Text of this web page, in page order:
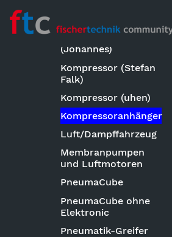
(Johannes)
Kompressor (Stefan
Falk)
Kompressor (uhen)
Kompressoranhänger
Luft/Dampffahrzeug
Membranpumpen
und Luftmotoren
PneumaCube
PneumaCube ohne
Elektronic
Pneumatik-Greifer